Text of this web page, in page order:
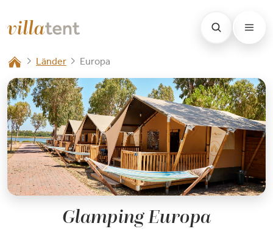
Länder Europa
Glamping Europa